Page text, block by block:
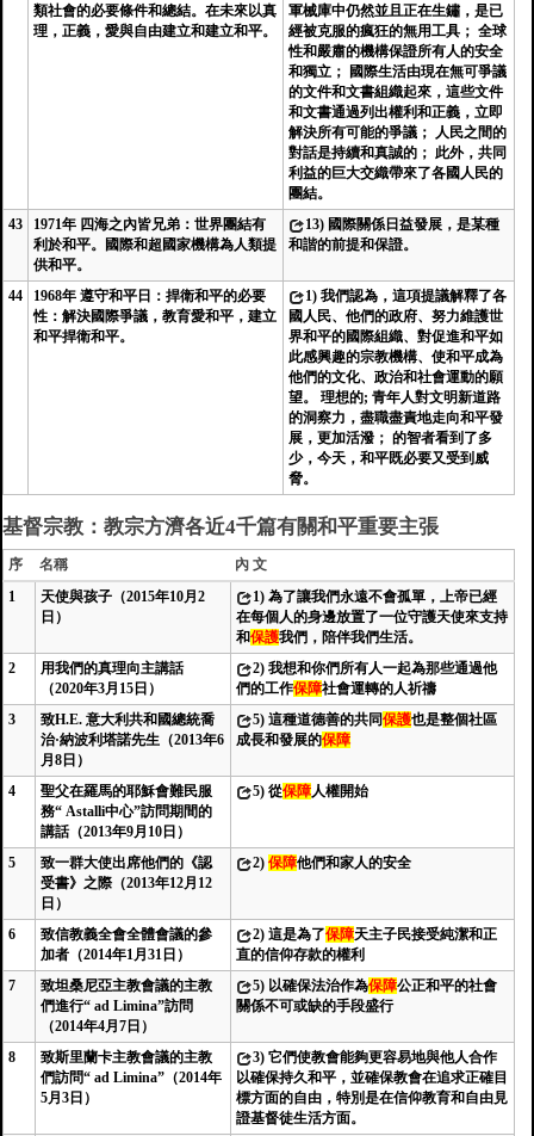
類社會的必要條件和總結。在未來以真
理，正義，愛與自由建立和建立和平。
軍械庫中仍然並且正在生鏽，是已
經被克服的瘋狂的無用工具； 全球
性和嚴肅的機構保證所有人的安全
和獨立； 國際生活由現在無可爭議
的文件和文書組織起來，這些文件
和文書通過列出權利和正義，立即
解決所有可能的爭議； 人民之間的
對話是持續和真誠的； 此外，共同
利益的巨大交織帶來了各國人民的
團結。
43
1971年 四海之內皆兄弟：世界團結有
利於和平。國際和超國家機構為人類提
供和平。
13) 國際關係日益發展，是某種
和諧的前提和保證。
44
1968年 遵守和平日：捍衛和平的必要
性：解決國際爭議，教育愛和平，建立
和平捍衛和平。
1) 我們認為，這項提議解釋了各
國人民、他們的政府、努力維護世
界和平的國際組織、對促進和平如
此感興趣的宗教機構、使和平成為
他們的文化、政治和社會運動的願
望。 理想的; 青年人對文明新道路
的洞察力，盡職盡責地走向和平發
展，更加活潑； 的智者看到了多
少，今天，和平既必要又受到威
脅。
基督宗教：教宗方濟各近4千篇有關和平重要主張
序 名稱
內 文
1
天使與孩子（2015年10月2
日）
1) 為了讓我們永遠不會孤單，上帝已經
在每個人的身邊放置了一位守護天使來支持
和保護我們，陪伴我們生活。
2
用我們的真理向主講話
（2020年3月15日）
2) 我想和你們所有人一起為那些通過他
們的工作保障社會運轉的人祈禱
3
致H.E. 意大利共和國總統喬
治·納波利塔諾先生（2013年6
月8日）
5) 這種道德善的共同保護也是整個社區
成長和發展的保障
4
聖父在羅馬的耶穌會難民服
務“ Astalli中心”訪問期間的
講話（2013年9月10日）
5) 從保障人權開始
5
致一群大使出席他們的《認
受書》之際（2013年12月12
日）
2) 保障他們和家人的安全
6
致信教義全會全體會議的參
加者（2014年1月31日）
2) 這是為了保障天主子民接受純潔和正
直的信仰存款的權利
7
致坦桑尼亞主教會議的主教
們進行“ ad Limina”訪問
（2014年4月7日）
5) 以確保法治作為保障公正和平的社會
關係不可或缺的手段盛行
8
致斯里蘭卡主教會議的主教
們訪問“ ad Limina”（2014年
5月3日）
3) 它們使教會能夠更容易地與他人合作
以確保持久和平，並確保教會在追求正確目
標方面的自由，特別是在信仰教育和自由見
證基督徒生活方面。